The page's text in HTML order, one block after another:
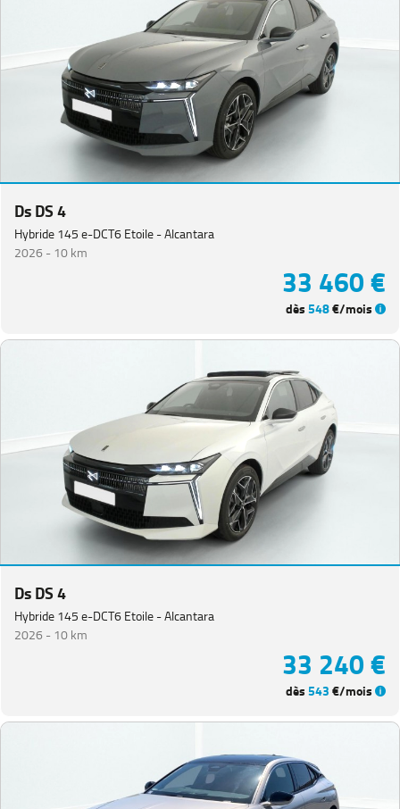
Ds DS 4
Hybride 145 e-DCT6 Etoile - Alcantara
2026 - 10 km
33 460 €
dès548€/mois
Ds DS 4
Hybride 145 e-DCT6 Etoile - Alcantara
2026 - 10 km
33 240 €
dès543€/mois